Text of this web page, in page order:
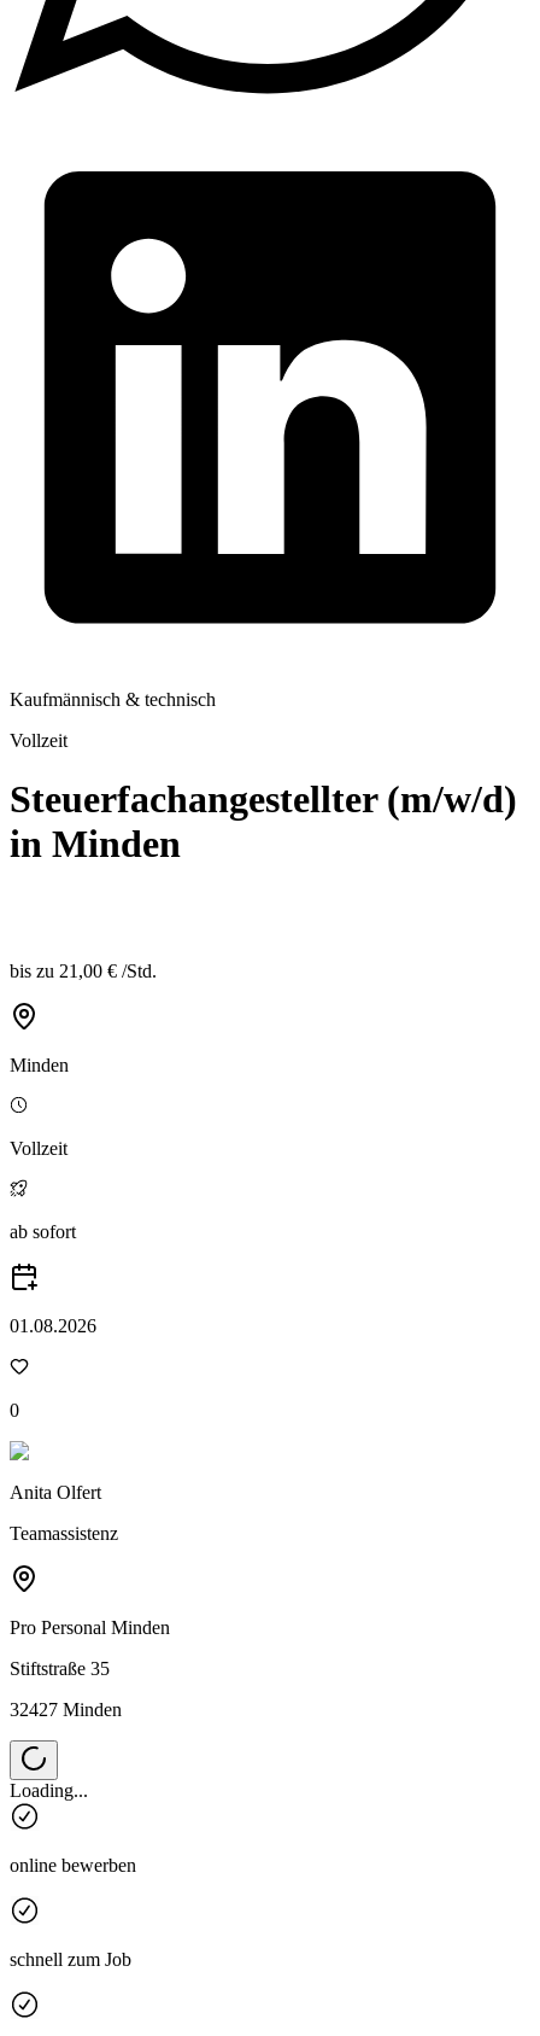
Kaufmännisch & technisch
Vollzeit
Steuerfachangestellter (m/w/d)
in Minden
bis zu 21,00 € /Std.
Minden
Vollzeit
ab sofort
01.08.2026
0
Anita Olfert
Teamassistenz
Pro Personal Minden
Stiftstraße 35
32427 Minden
Loading...
online bewerben
schnell zum Job